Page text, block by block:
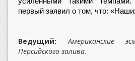
первый заявил о том, что:
Ведущий:
Американские
Персидского залива.